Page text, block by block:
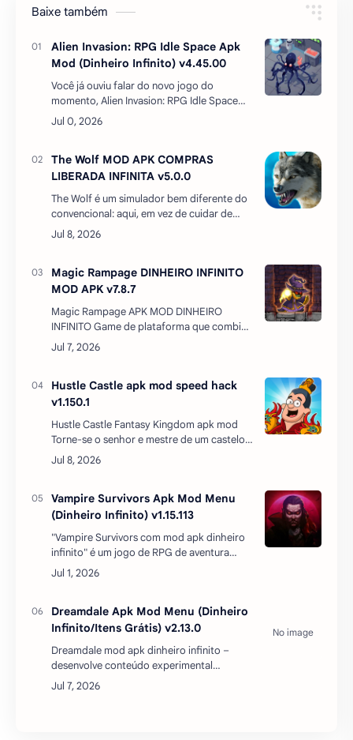
Baixe também
Alien Invasion: RPG Idle Space Apk
Mod (Dinheiro Infinito) v4.45.00
Você já ouviu falar do novo jogo do
momento, Alien Invasion: RPG Idle Space
com mod dinheiro infinito? Se você é fã de
jogos de ficção científica, estratégia e RPG,
The Wolf MOD APK COMPRAS
LIBERADA INFINITA v5.0.0
The Wolf é um simulador bem diferente do
convencional: aqui, em vez de cuidar de
fazendas ou pilotar aviões ultrarrealistas,
você controla um lobo que precisa provar a
Magic Rampage DINHEIRO INFINITO
MOD APK v7.8.7
Magic Rampage APK MOD DINHEIRO
INFINITO Game de plataforma que combina
Ação-RPG com gameplay de hack 'n' slash.
Magic Rampage traz customização de
Hustle Castle apk mod speed hack
v1.150.1
Hustle Castle Fantasy Kingdom apk mod
Torne-se o senhor e mestre de um castelo
medieval real! Aceite novos súditos, dê-lhes
tarefas, treine-os e proteja seus homens e
Vampire Survivors Apk Mod Menu
(Dinheiro Infinito) v1.15.113
"Vampire Survivors com mod apk dinheiro
infinito" é um jogo de RPG de aventura
roguelike minimalista com mod menu. É um
fenômeno indie sobrenatural que traz a
Dreamdale Apk Mod Menu (Dinheiro
Infinito/Itens Grátis) v2.13.0
Dreamdale mod apk dinheiro infinito –
desenvolve conteúdo experimental
empolgante, incluindo recuperação,
expansão de território e atividades de